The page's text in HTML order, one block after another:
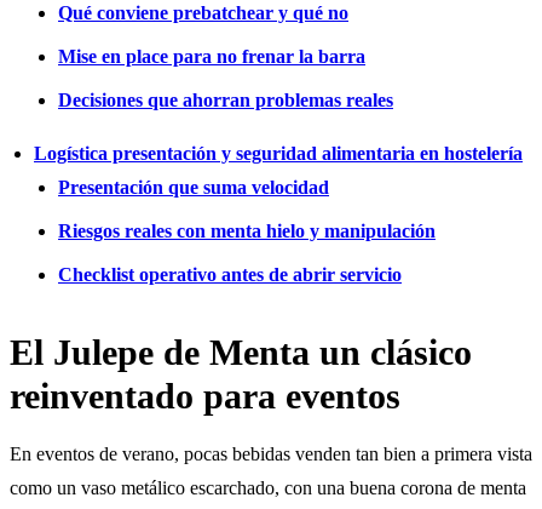
Qué conviene prebatchear y qué no
Mise en place para no frenar la barra
Decisiones que ahorran problemas reales
Logística presentación y seguridad alimentaria en hostelería
Presentación que suma velocidad
Riesgos reales con menta hielo y manipulación
Checklist operativo antes de abrir servicio
El Julepe de Menta un clásico
reinventado para eventos
En eventos de verano, pocas bebidas venden tan bien a primera vista
como un vaso metálico escarchado, con una buena corona de menta